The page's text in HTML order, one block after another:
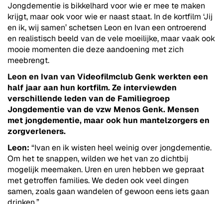
Jongdementie is bikkelhard voor wie er mee te maken
krijgt, maar ook voor wie er naast staat. In de kortfilm ‘Jij
en ik, wij samen’ schetsen Leon en Ivan een ontroerend
en realistisch beeld van de vele moeilijke, maar vaak ook
mooie momenten die deze aandoening met zich
meebrengt.
Leon en Ivan van Videofilmclub Genk werkten een
half jaar aan hun kortfilm. Ze interviewden
verschillende leden van de Familiegroep
Jongdementie van de vzw Menos Genk. Mensen
met jongdementie, maar ook hun mantelzorgers en
zorgverleners.
Leon: “Ivan en ik wisten heel weinig over jongdementie.
Om het te snappen, wilden we het van zo dichtbij
mogelijk meemaken. Uren en uren hebben we gepraat
met getroffen families. We deden ook veel dingen
samen, zoals gaan wandelen of gewoon eens iets gaan